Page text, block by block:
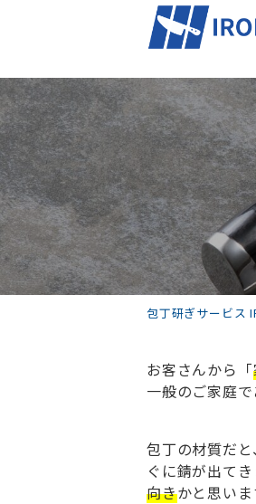
包丁研ぎサービス
お客さんから「
一般のご家庭で
包丁の材質だ
ぐに錆が出て
向きかと思いま